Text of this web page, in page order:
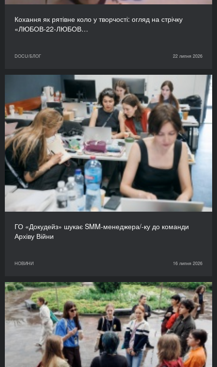
Кохання як рятівне коло у творчості: огляд на стрічку
«ЛЮБОВ-22-ЛЮБОВ…
DOCU/БЛОГ 22 липня 2026
ГО «Докудейз» шукає SMM-менеджера/-ку до команди
Архіву Війни
НОВИНИ 16 липня 2026